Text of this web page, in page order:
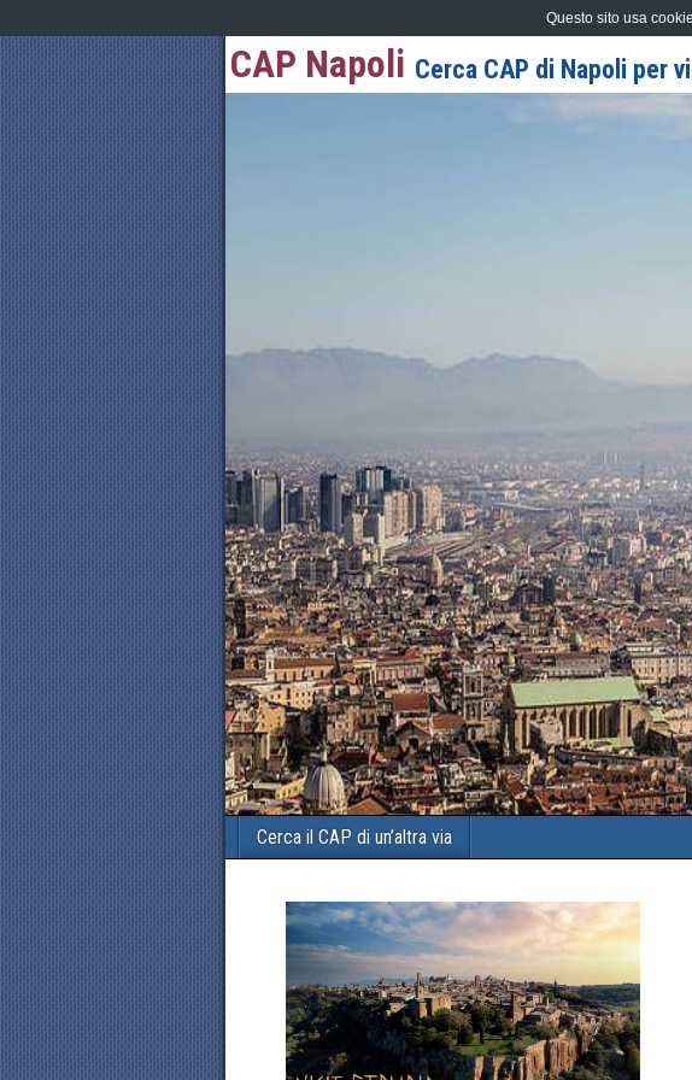
CAP Napoli Cerca CAP di Napoli per
Cerca il CAP di un’altra via
Questo sito usa